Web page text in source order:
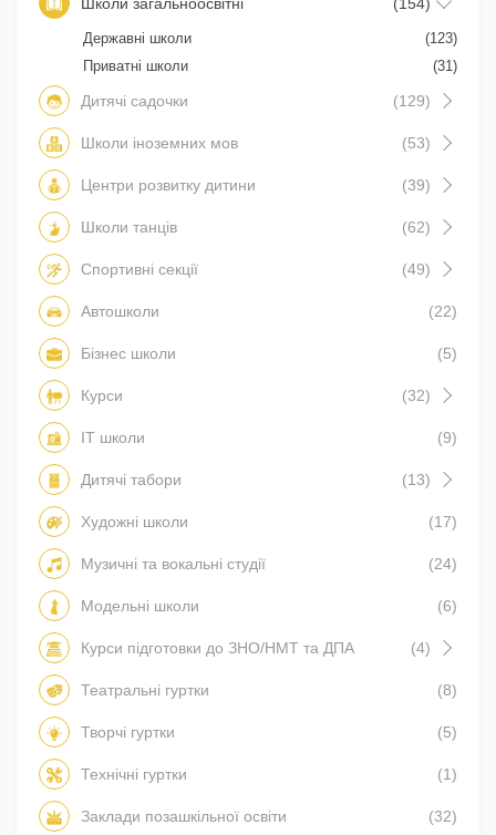
Школи загальноосвітні (154)
Державні школи
(123)
Приватні школи
(31)
Дитячі садочки (129)
Школи іноземних мов (53)
Центри розвитку дитини (39)
Школи танців (62)
Спортивні секції (49)
Автошколи (22)
Бізнес школи (5)
Курси (32)
IT школи (9)
Дитячі табори (13)
Художні школи (17)
Музичні та вокальні студії (24)
Модельні школи (6)
Курси підготовки до ЗНО/НМТ та ДПА (4)
Театральні гуртки (8)
Творчі гуртки (5)
Технічні гуртки (1)
Заклади позашкільної освіти (32)